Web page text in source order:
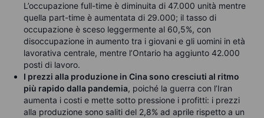
L’occupazione full-time è diminuita di 47.000 unità mentre
quella part-time è aumentata di 29.000; il tasso di
occupazione è sceso leggermente al 60,5%, con
disoccupazione in aumento tra i giovani e gli uomini in età
lavorativa centrale, mentre l’Ontario ha aggiunto 42.000
posti di lavoro.
I prezzi alla produzione in Cina sono cresciuti al ritmo
più rapido dalla pandemia, poiché la guerra con l’Iran
aumenta i costi e mette sotto pressione i profitti: i prezzi
alla produzione sono saliti del 2,8% ad aprile rispetto a un